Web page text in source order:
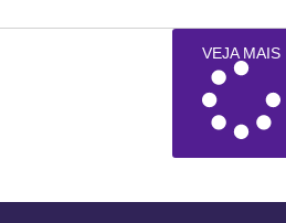
VEJA MAIS